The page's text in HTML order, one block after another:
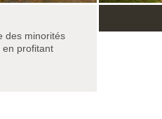
des minorités
en profitant